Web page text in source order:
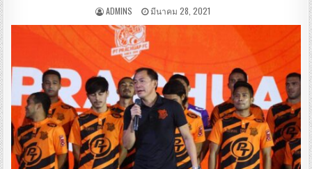
ADMINS มีนาคม 28, 2021